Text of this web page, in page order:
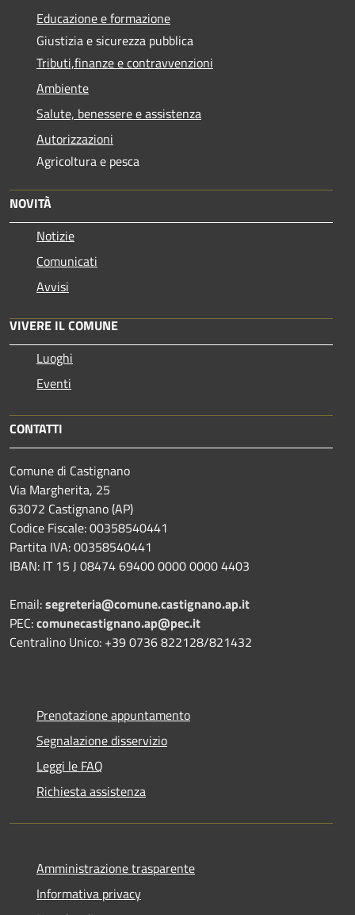
Educazione e formazione
Giustizia e sicurezza pubblica
Tributi,finanze e contravvenzioni
Ambiente
Salute, benessere e assistenza
Autorizzazioni
Agricoltura e pesca
NOVITÀ
Notizie
Comunicati
Avvisi
VIVERE IL COMUNE
Luoghi
Eventi
CONTATTI
Comune di Castignano
Via Margherita, 25
63072 Castignano (AP)
Codice Fiscale: 00358540441
Partita IVA: 00358540441
IBAN: IT 15 J 08474 69400 0000 0000 4403
Email:segreteria@comune.castignano.ap.it
PEC:comunecastignano.ap@pec.it
Centralino Unico: +39 0736 822128/821432
Prenotazione appuntamento
Segnalazione disservizio
Leggi le FAQ
Richiesta assistenza
Amministrazione trasparente
Informativa privacy